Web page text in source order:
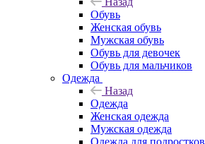
Обувь
Женская обувь
Мужская обувь
Обувь для девочек
Обувь для мальчиков
Одежда
Назад
Одежда
Женская одежда
Мужская одежда
Одежда для подростков